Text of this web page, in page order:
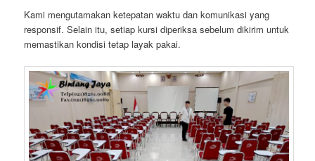
Kami mengutamakan ketepatan waktu dan komunikasi yang
responsif. Selain itu, setiap kursi diperiksa sebelum dikirim untuk
memastikan kondisi tetap layak pakai.